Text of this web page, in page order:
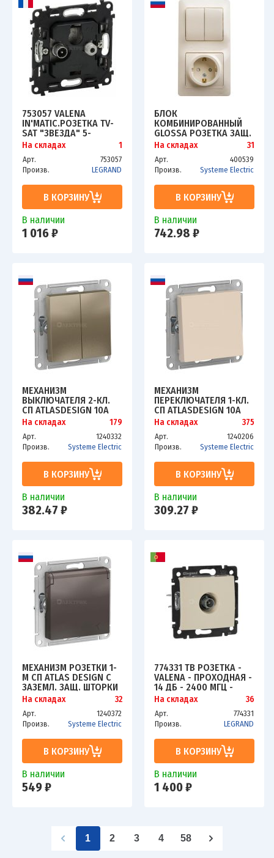
753057 VALENA
IN'MATIC.РОЗЕТКА TV-
SAT "ЗВЕЗДА" 5-
862МГЦ/950-2400 МГЦ
На складах 1
Арт.
753057
Произв.
LEGRAND
В КОРЗИНУ
В наличии
1 016 ₽
БЛОК
КОМБИНИРОВАННЫЙ
GLOSSA РОЗЕТКА ЗАЩ.
ШТОРКИ С ЗАЗЕМЛ.+
ВЫКЛ. 2-КЛ. БЕЖ. SCHE
GSL000274
На складах 31
Арт.
400539
Произв.
Systeme Electric
В КОРЗИНУ
В наличии
742.98 ₽
МЕХАНИЗМ
ВЫКЛЮЧАТЕЛЯ 2-КЛ.
СП ATLASDESIGN 10А
IP20 (СХ. 5) 10AX
ШАМПАНЬ SCHE
ATN000551
На складах 179
Арт.
1240332
Произв.
Systeme Electric
В КОРЗИНУ
В наличии
382.47 ₽
МЕХАНИЗМ
ПЕРЕКЛЮЧАТЕЛЯ 1-КЛ.
СП ATLASDESIGN 10А
IP20 (СХ. 6) 10AX БЕЖ.
SCHE ATN000261
На складах 375
Арт.
1240206
Произв.
Systeme Electric
В КОРЗИНУ
В наличии
309.27 ₽
МЕХАНИЗМ РОЗЕТКИ 1-
М СП ATLAS DESIGN С
ЗАЗЕМЛ. ЗАЩ. ШТОРКИ
С КРЫШКОЙ 16А IP20
МОККО SCHE
ATN000646
На складах 32
Арт.
1240372
Произв.
Systeme Electric
В КОРЗИНУ
В наличии
549 ₽
774331 ТВ РОЗЕТКА -
VALENA - ПРОХОДНАЯ -
14 ДБ - 2400 МГЦ -
СЛОНОВАЯ КОСТЬ
На складах 36
Арт.
774331
Произв.
LEGRAND
В КОРЗИНУ
В наличии
1 400 ₽
1 2 3 4 58